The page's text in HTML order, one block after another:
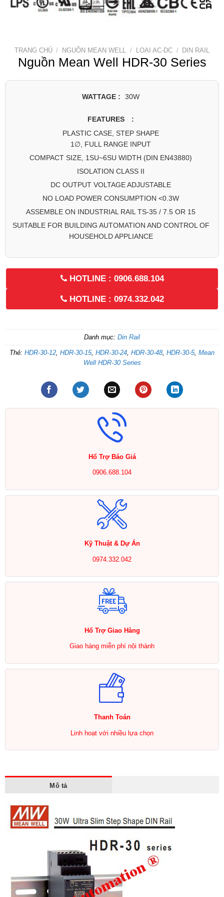
TRANG CHỦ / NGUỒN MEAN WELL / LOẠI AC-DC / DIN RAIL
Nguồn Mean Well HDR-30 Series
WATTAGE : 30W
FEATURES :
PLASTIC CASE, STEP SHAPE
1∅, FULL RANGE INPUT
COMPACT SIZE, 1SU~6SU WIDTH (DIN EN43880)
ISOLATION CLASS II
DC OUTPUT VOLTAGE ADJUSTABLE
NO LOAD POWER CONSUMPTION <0.3W
ASSEMBLE ON INDUSTRIAL RAIL TS-35 / 7.5 OR 15
SUITABLE FOR BUILDING AUTOMATION AND CONTROL OF
HOUSEHOLD APPLIANCE
HOTLINE : 0906.688.104
HOTLINE : 0974.332.042
Danh mục: Din Rail
Thẻ: HDR-30-12 HDR-30-15, HDR-30-24 HDR-30-48 HDR-30-5, Mean
Well HDR-30 Series
Hổ Trợ Báo Giá
0906.688.104
Kỹ Thuật & Dự Án
0974.332.042
Hổ Trợ Giao Hàng
Giao hàng miễn phí nội thành
Thanh Toán
Linh hoạt với nhiều lựa chọn
Mô tả